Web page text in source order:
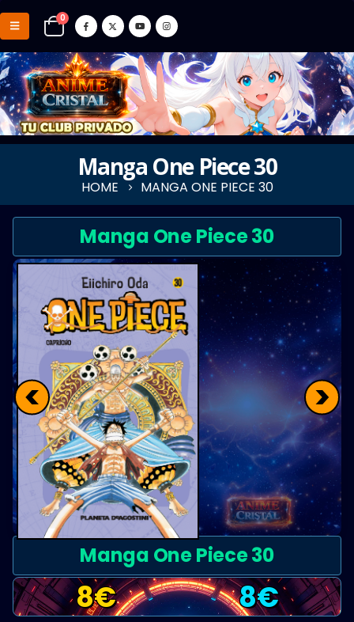
0
Manga One Piece 30
HOME MANGA ONE PIECE 30
Manga One Piece 30
< >
Manga One Piece 30
8€ 8€